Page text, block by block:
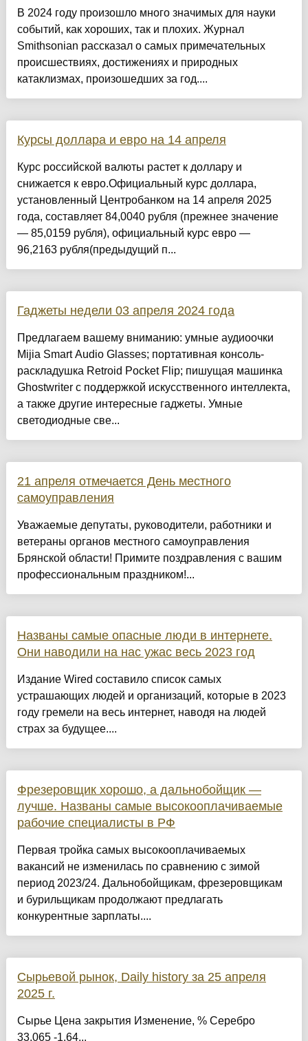
В 2024 году произошло много значимых для науки
событий, как хороших, так и плохих. Журнал
Smithsonian рассказал о самых примечательных
происшествиях, достижениях и природных
катаклизмах, произошедших за год....
Курсы доллара и евро на 14 апреля
Курс российской валюты растет к доллару и
снижается к евро.Официальный курс доллара,
установленный Центробанком на 14 апреля 2025
года, составляет 84,0040 рубля (прежнее значение
— 85,0159 рубля), официальный курс евро —
96,2163 рубля(предыдущий п...
Гаджеты недели 03 апреля 2024 года
Предлагаем вашему вниманию: умные аудиоочки
Mijia Smart Audio Glasses; портативная консоль-
раскладушка Retroid Pocket Flip; пишущая машинка
Ghostwriter с поддержкой искусственного интеллекта,
а также другие интересные гаджеты. Умные
светодиодные све...
21 апреля отмечается День местного
самоуправления
Уважаемые депутаты, руководители, работники и
ветераны органов местного самоуправления
Брянской области! Примите поздравления с вашим
профессиональным праздником!...
Названы самые опасные люди в интернете.
Они наводили на нас ужас весь 2023 год
Издание Wired составило список самых
устрашающих людей и организаций, которые в 2023
году гремели на весь интернет, наводя на людей
страх за будущее....
Фрезеровщик хорошо, а дальнобойщик —
лучше. Названы самые высокооплачиваемые
рабочие специалисты в РФ
Первая тройка самых высокооплачиваемых
вакансий не изменилась по сравнению с зимой
период 2023/24. Дальнобойщикам, фрезеровщикам
и бурильщикам продолжают предлагать
конкурентные зарплаты....
Сырьевой рынок, Daily history за 25 апреля
2025 г.
Сырье Цена закрытия Изменение, % Серебро
33.065 -1.64...